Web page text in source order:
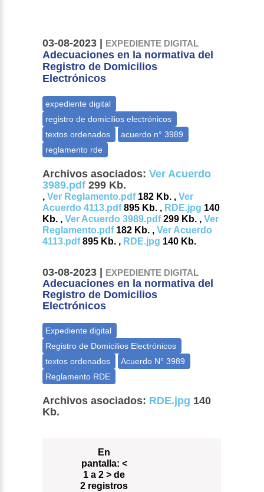
03-08-2023 | EXPEDIENTE DIGITAL
Adecuaciones en la normativa del
Registro de Domicilios
Electrónicos
Archivos asociados: Ver Acuerdo
3989.pdf 299 Kb.
,Ver Reglamento.pdf182 Kb. ,Ver
Acuerdo 4113.pdf895 Kb. , RDE.jpg 140
Kb. ,Ver Acuerdo 3989.pdf299 Kb. ,Ver
Reglamento.pdf182 Kb. ,Ver Acuerdo
4113.pdf895 Kb. , RDE.jpg 140 Kb.
03-08-2023 | EXPEDIENTE DIGITAL
Adecuaciones en la normativa del
Registro de Domicilios
Electrónicos
Archivos asociados: RDE.jpg 140
Kb.
En
pantalla: <
1 a 2 > de
2 registros